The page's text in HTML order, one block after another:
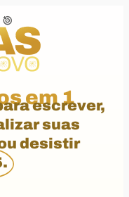
em 1
escrever,
suas
desistir